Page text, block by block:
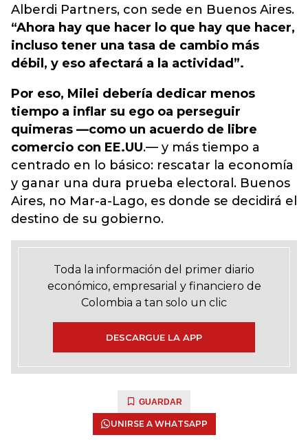
Alberdi Partners, con sede en Buenos Aires.
“Ahora hay que hacer lo que hay que hacer,
incluso tener una tasa de cambio más
débil, y eso afectará a la actividad”.
Por eso, Milei debería dedicar menos
tiempo a inflar su ego oa perseguir
quimeras —como un acuerdo de libre
comercio con EE.UU.— y más tiempo a
centrado en lo básico: rescatar la economía
y ganar una dura prueba electoral. Buenos
Aires, no Mar-a-Lago, es donde se decidirá el
destino de su gobierno.
Toda la información del primer diario
económico, empresarial y financiero de
Colombia a tan solo un clic
DESCARGUE LA APP
GUARDAR
UNIRSE A WHATSAPP